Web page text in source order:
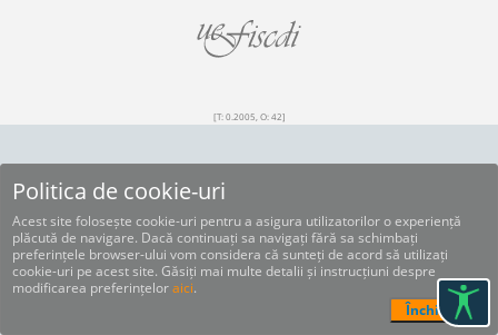
[T: 0.2005, O: 42]
Politica de cookie-uri
Acest site folosește cookie-uri pentru a asigura utilizatorilor o experiență
plăcută de navigare. Dacă continuați sa navigați fără sa schimbați
preferințele browser-ului vom considera că sunteți de acord să utilizați
cookie-uri pe acest site. Găsiți mai multe detalii și instrucțiuni despre
modificarea preferințeloraici.